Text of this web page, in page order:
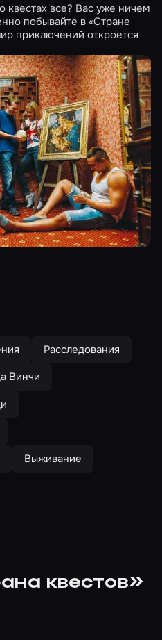
квестах все? Вас уже ничем
побывайте в «Стране
приключений откроется
Расследования
Винчи
Выживание
квестов»